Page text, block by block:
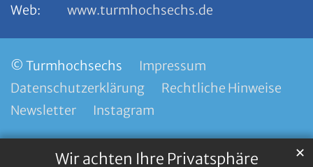
Wir achten Ihre Privatsphäre ✕
Web:
www.turmhochsechs.de
© Turmhochsechs
Impressum
Datenschutzerklärung
Rechtliche Hinweise
Newsletter
Instagram